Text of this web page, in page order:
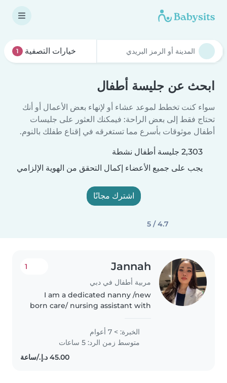
خيارات التصفية 1
ابحث عن جليسة أطفال
سواء كنت تخطط لموعد عشاء أو لإنهاء بعض الأعمال أو أنك
تحتاج فقط إلى بعض الراحة: فيمكنك العثور على جليسات
أطفال موثوقات بأسرع مما تستغرقه في إقناع طفلك بالنوم.
2,303 جليسة أطفال نشطة
يجب على جميع الأعضاء إكمال التحقق من الهوية الإلزامي
اشترك مجانًا
4.7 / 5
Jannah
مربية أطفال في دبي
1
I am a dedicated nanny /new
born care/ nursing assistant with
toddlers and babies. I am fluent
in Arabic, English, and Tagalog,
and I have a Bachelor's..
الخبرة: > 7 أعوام
متوسط زمن الرد: 5 ساعات